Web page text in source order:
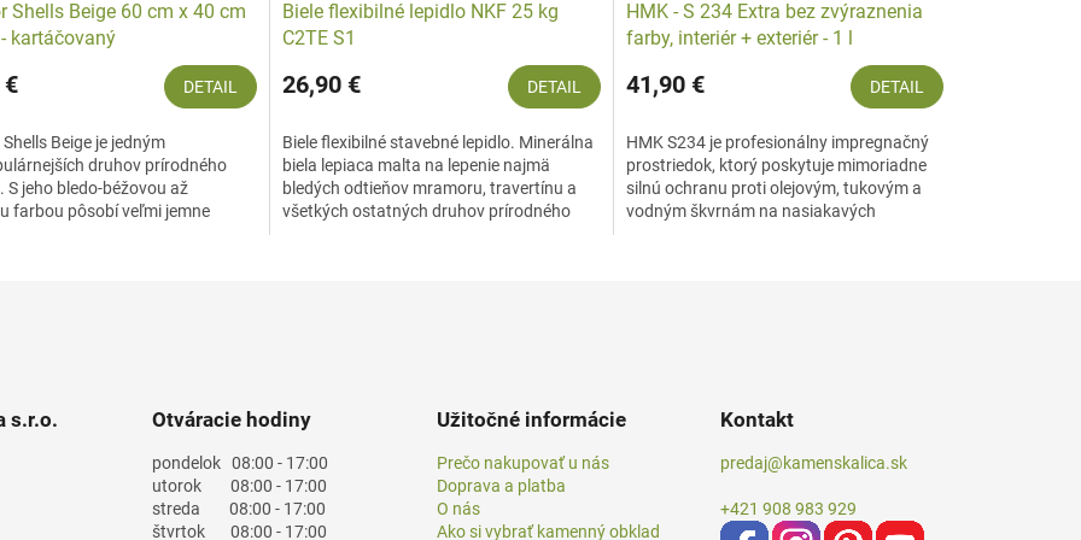
Shells Beige 60 cm x 40 cm
kartáčovaný
DETAIL
Beige je jedným
druhov prírodného
S jeho bledo-béžovou až
farbou pôsobí veľmi jemne
Biele flexibilné lepidlo NKF 25 kg
C2TE S1
26,90 € DETAIL
Biele flexibilné stavebné lepidlo. Minerálna
biela lepiaca malta na lepenie najmä
bledých odtieňov mramoru, travertínu a
všetkých ostatných druhov prírodného
HMK - S 234 Extra bez zvýraznenia
farby, interiér + exteriér - 1 l
41,90 € DETAIL
HMK S234 je profesionálny impregnačný
prostriedok, ktorý poskytuje mimoriadne
silnú ochranu proti olejovým, tukovým a
vodným škvrnám na nasiakavých
s.r.o. Otváracie hodiny
pondelok 08:00 - 17:00
utorok 08:00 - 17:00
streda 08:00 - 17:00
štvrtok 08:00 - 17:00
Užitočné informácie
Prečo nakupovať u nás
Doprava a platba
O nás
Ako si vybrať kamenný obklad
Kontakt
predaj@kamenskalica.sk
+421 908 983 929